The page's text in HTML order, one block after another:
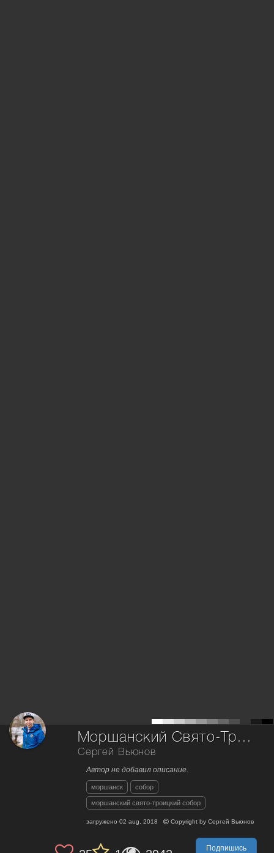
Моршанский Свято-Троицкий собор.
Сергей Вьюнов
Автор не добавил описание.
моршанск собор
моршанский свято-троицкий собор
загружено 02 aug, 2018 Copyright by Сергей Вьюнов
Подпишись